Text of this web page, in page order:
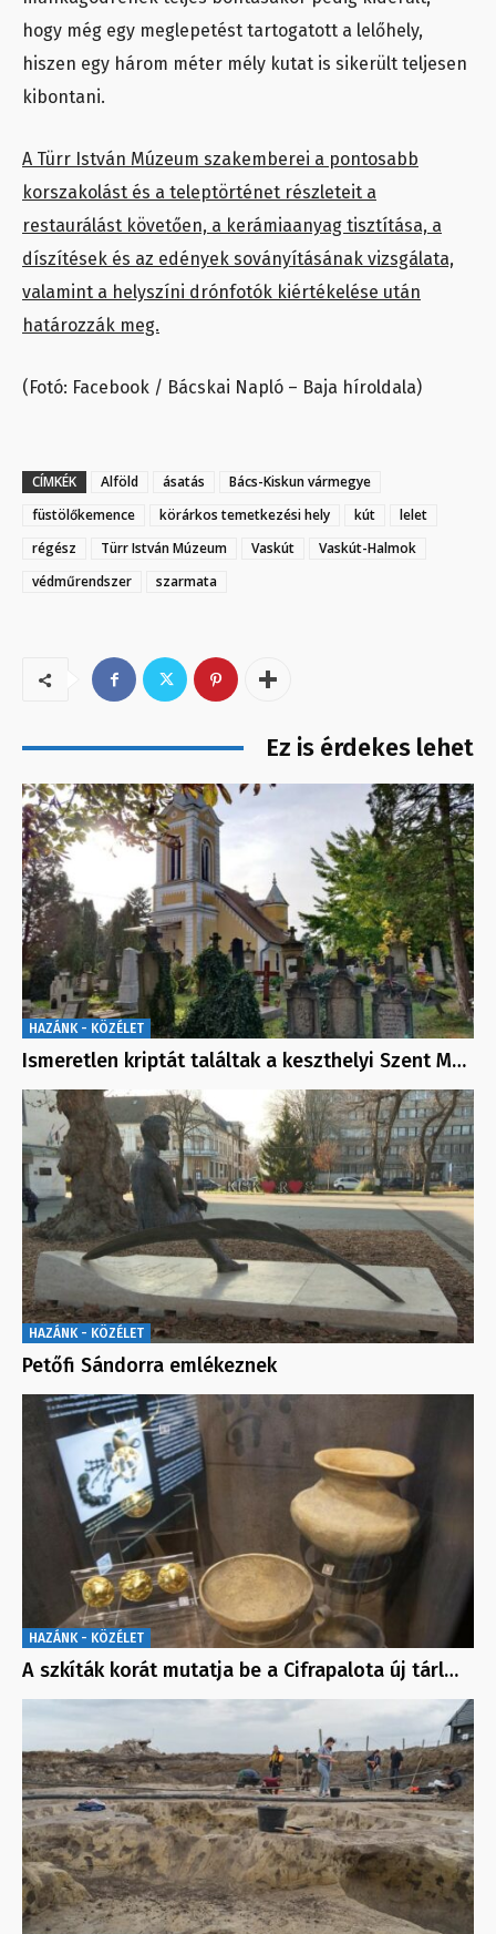
hogy még egy meglepetést tartogatott a lelőhely,
hiszen egy három méter mély kutat is sikerült teljesen
kibontani.
A Türr István Múzeum szakemberei a pontosabb
korszakolást és a teleptörténet részleteit a
restaurálást követően, a kerámiaanyag tisztítása, a
díszítések és az edények soványításának vizsgálata,
valamint a helyszíni drónfotók kiértékelése után
határozzák meg.
(Fotó: Facebook / Bácskai Napló – Baja híroldala)
CÍMKÉK Alföld ásatás
Bács-Kiskun vármegye
füstölőkemence
körárkos temetkezési hely kút
lelet
régész
Türr István Múzeum Vaskút
Vaskút-Halmok
védműrendszer
szarmata
Ez is érdekes lehet
HAZÁNK - KÖZÉLET
Ismeretlen kriptát találtak a keszthelyi Szent M…
HAZÁNK - KÖZÉLET
Petőfi Sándorra emlékeznek
HAZÁNK - KÖZÉLET
A szkíták korát mutatja be a Cifrapalota új tárl…